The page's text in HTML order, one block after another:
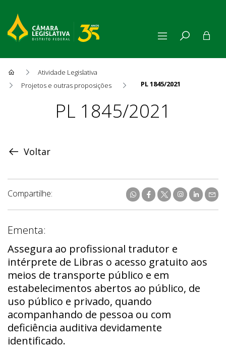
Atividade Legislativa
Projetos e outras proposições
PL 1845/2021
ProposiçãoPL 1845/2021
Voltar
Compartilhe:
Ementa:
Assegura ao profissional tradutor e
intérprete de Libras o acesso gratuito aos
meios de transporte público e em
estabelecimentos abertos ao público, de
uso público e privado, quando
acompanhando de pessoa ou com
deficiência auditiva devidamente
identificado.